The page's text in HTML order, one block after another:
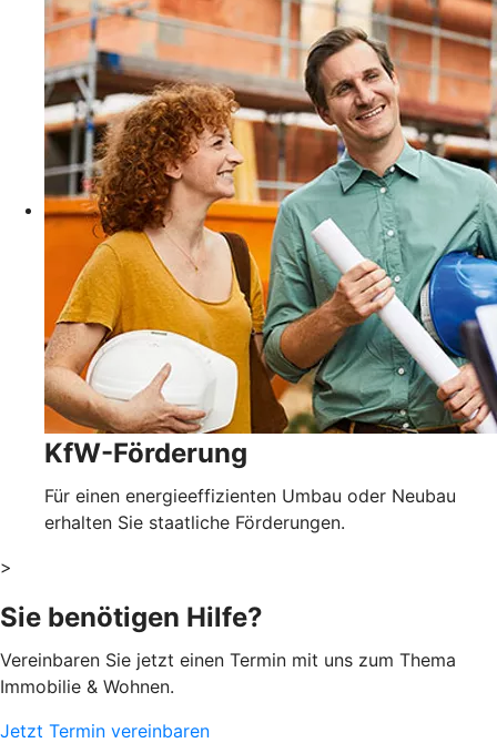
KfW-Förderung
Für einen energieeffizienten Umbau oder Neubau
erhalten Sie staatliche Förderungen.
>
Sie benötigen Hilfe?
Vereinbaren Sie jetzt einen Termin mit uns zum Thema
Immobilie & Wohnen.
Jetzt Termin vereinbaren